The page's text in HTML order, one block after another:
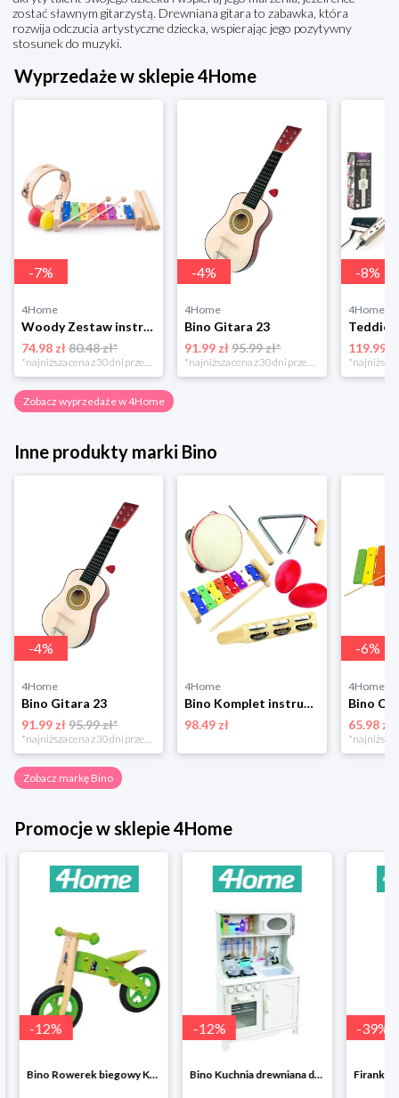
zostać sławnym gitarzystą. Drewniana gitara to zabawka, która
rozwija odczucia artystyczne dziecka, wspierając jego pozytywny
stosunek do muzyki.
Wyprzedaże w sklepie 4Home
-7%
4Home
Woody Zestaw instrumentów muzycznych, 5 szt.
74.98 zł80.48 zł*
*najniższa cena z 30 dni przed obniżką
-4%
4Home
Bino Gitara 23
91.99 zł 95.99 zł*
*najniższa cena z 30 dni przed obniżką
-8%
4Home
119.99 zł
Zobacz wyprzedaże w 4Home
Inne produkty marki Bino
-4%
4Home
Bino Gitara 23
91.99 zł95.99 zł*
4Home
Bino Komplet instrumentów muzycznych, 5 szt.
98.49 zł
-6%
4Home
65.98 zł
Zobacz markę Bino
Promocje w sklepie 4Home
-12%
Bino Rowerek biegowy Krecik
12%
Bino Kuchnia drewniana dla dzieci Provence
39%